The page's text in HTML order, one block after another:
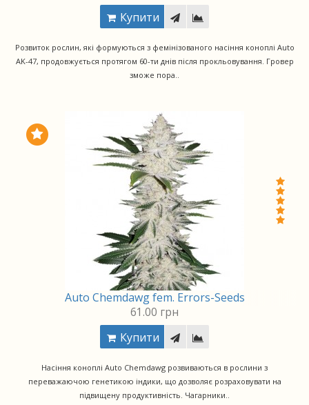
Купити
Розвиток рослин, які формуються з фемінізованого насіння коноплі Auto
AK-47, продовжується протягом 60-ти днів після прокльовування. Гровер
зможе пора..
Auto Chemdawg fem. Errors-Seeds
61.00 грн
Купити
Насіння коноплі Auto Chemdawg розвиваються в рослини з
переважаючою генетикою індики, що дозволяє розраховувати на
підвищену продуктивність. Чагарники..